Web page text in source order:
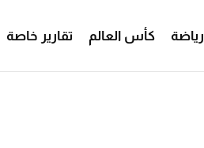
رياضة كأس العالم تقارير خاصة